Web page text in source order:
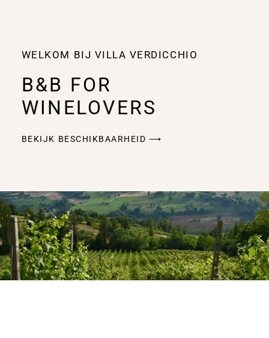
WELKOM BIJ VILLA VERDICCHIO
B&B FOR
WINELOVERS
BEKIJK BESCHIKBAARHEID ⟶